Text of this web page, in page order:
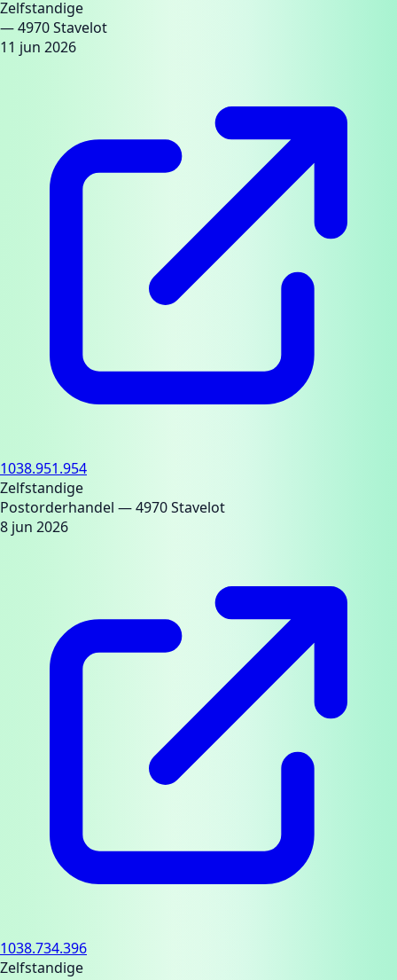
Zelfstandige
— 4970 Stavelot
11 jun 2026
1038.951.954
Zelfstandige
Postorderhandel — 4970 Stavelot
8 jun 2026
1038.734.396
Zelfstandige